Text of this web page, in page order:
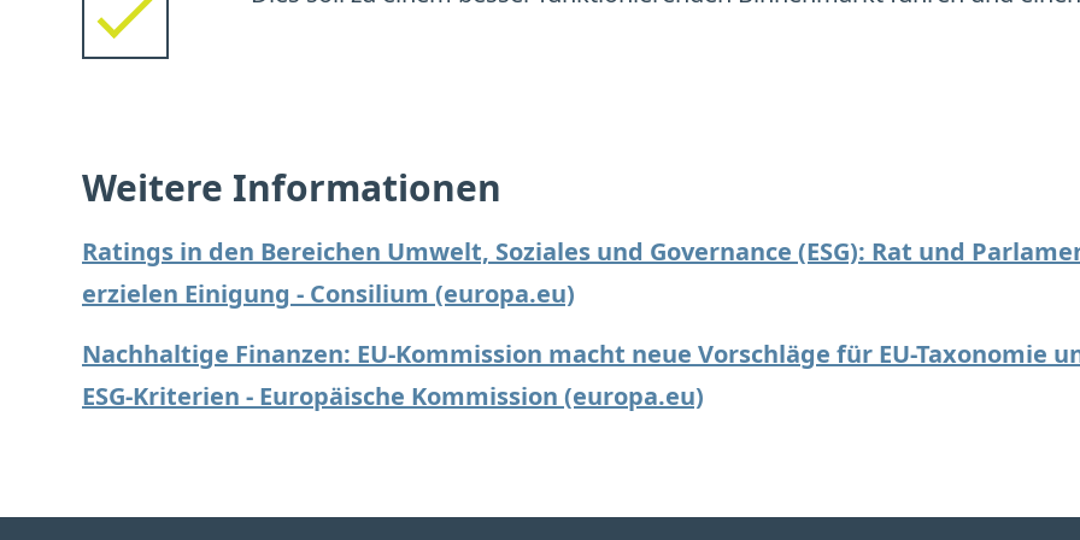
Weitere Informationen
Ratings in den Bereichen Umwelt, Soziales und Governance (ESG): Rat und
erzielen Einigung - Consilium (europa.eu)
Nachhaltige Finanzen: EU-Kommission macht neue Vorschläge für EU-Taxonomie
ESG-Kriterien - Europäische Kommission (europa.eu)